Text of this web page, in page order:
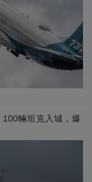
輛坦克入城，爆